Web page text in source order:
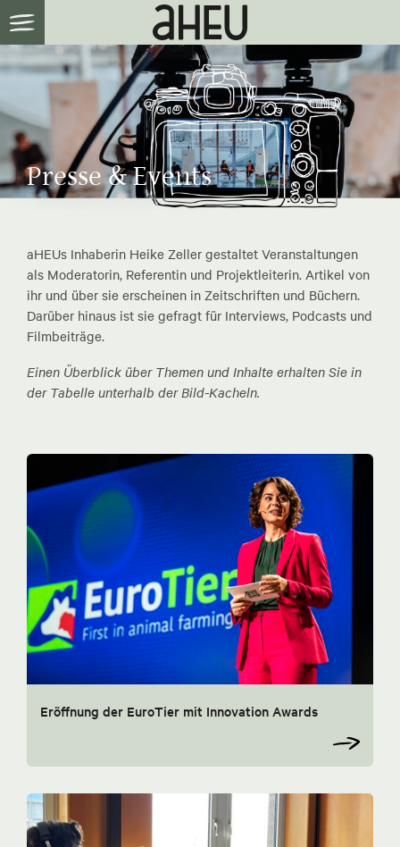
Presse & Events
aHEUs Inhaberin Heike Zeller gestaltet Veranstaltungen
als Moderatorin, Referentin und Projektleiterin. Artikel von
ihr und über sie erscheinen in Zeitschriften und Büchern.
Darüber hinaus ist sie gefragt für Interviews, Podcasts und
Filmbeiträge.
Einen Überblick über Themen und Inhalte erhalten Sie in
der Tabelle unterhalb der Bild-Kacheln.
Eröffnung der EuroTier mit Innovation Awards